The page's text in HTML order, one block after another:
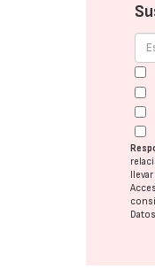
Datos